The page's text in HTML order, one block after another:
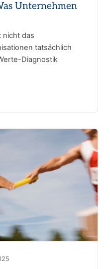
Unternehmen
nicht das
tatsächlich
Diagnostik